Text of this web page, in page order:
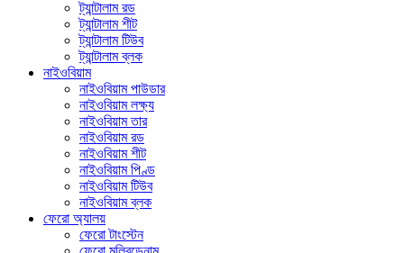
ট্যান্টালাম রড
ট্যান্টালাম শীট
ট্যান্টালাম টিউব
ট্যান্টালাম ব্লক
নাইওবিয়াম
নাইওবিয়াম পাউডার
নাইওবিয়াম লক্ষ্য
নাইওবিয়াম তার
নাইওবিয়াম রড
নাইওবিয়াম শীট
নাইওবিয়াম পিণ্ড
নাইওবিয়াম টিউব
নাইওবিয়াম ব্লক
ফেরো অ্যালয়
ফেরো টাংস্টেন